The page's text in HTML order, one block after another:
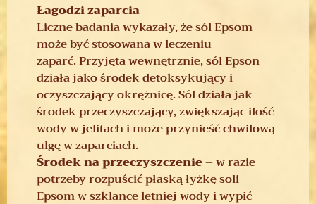
Łagodzi zaparcia
Liczne badania wykazały, że sól Epsom
może być stosowana w leczeniu
zaparć. Przyjęta wewnętrznie, sól Epson
działa jako środek detoksykujący i
oczyszczający okrężnicę. Sól działa jak
środek przeczyszczający, zwiększając ilość
wody w jelitach i może przynieść chwilową
ulgę w zaparciach.
Środek na przeczyszczenie– w razie
potrzeby rozpuścić płaską łyżkę soli
Epsom w szklance letniej wody i wypić